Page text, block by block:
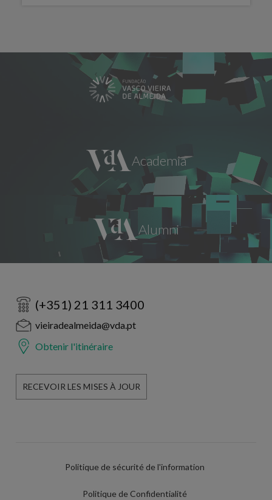
(+351) 21 311 3400
vieiradealmeida@vda.pt
Obtenir l'itinéraire
RECEVOIR LES MISES À JOUR
Politique de sécurité de l'information
Politique de Confidentialité